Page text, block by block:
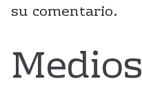
su comentario.
Medios